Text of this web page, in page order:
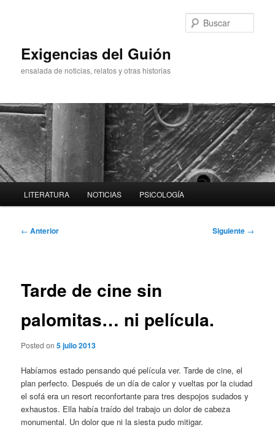
Exigencias del Guión
ensalada de noticias, relatos y otras historias
principal
LITERATURA NOTICIAS PSICOLOGÍA
Navegación
← Anterior Siguiente →
Tarde de cine sin
palomitas… ni película.
Posted on5 julio 2013
Habíamos estado pensando qué película ver. Tarde de cine, el
plan perfecto. Después de un día de calor y vueltas por la ciudad
el sofá era un resort reconfortante para tres despojos sudados y
exhaustos. Ella había traído del trabajo un dolor de cabeza
monumental. Un dolor que ni la siesta pudo mitigar.